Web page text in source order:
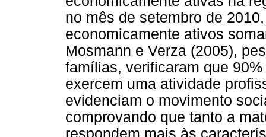
no mês de setembro de
economicamente ativos
Mosmann e Verza (2005),
famílias, verificaram que
exercem uma atividade
evidenciam o movimento
comprovando que tanto a